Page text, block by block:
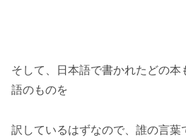
そして、日本語で書かれたどの
語のものを
訳しているはずなので、誰の言葉